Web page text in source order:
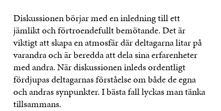
Diskussionen börjar med en inledning till ett
jämlikt och förtroendefullt bemötande. Det är
viktigt att skapa en atmosfär där deltagarna litar på
varandra och är beredda att dela sina erfarenheter
med andra. När diskussionen inleds ordentligt
fördjupas deltagarnas förståelse om både de egna
och andras synpunkter. I bästa fall lyckas man tänka
tillsammans.